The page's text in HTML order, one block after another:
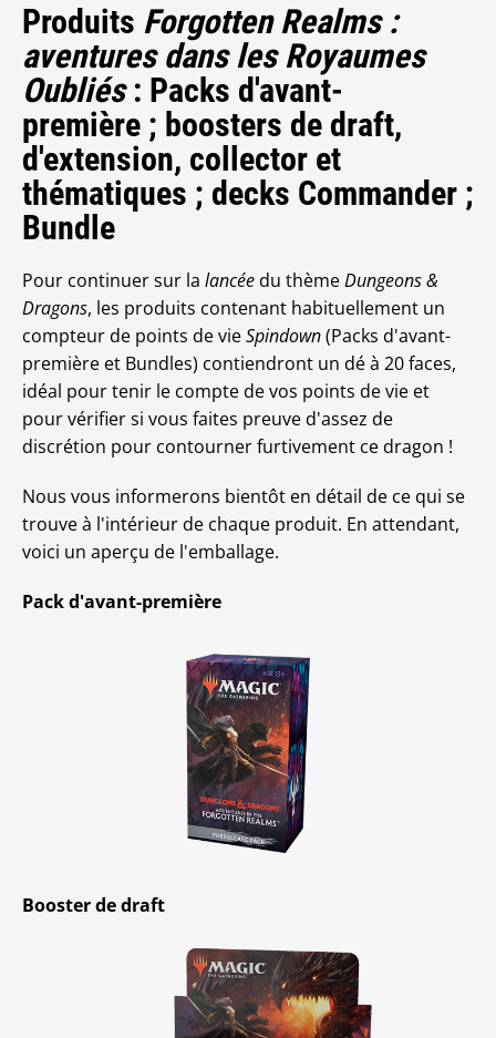
Produits Forgotten Realms :
aventures dans les Royaumes
Oubliés: Packs d'avant-
première ; boosters de draft,
d'extension, collector et
thématiques ; decks Commander ;
Bundle
Pour continuer sur la lancée du thèmeDungeons &
Dragons, les produits contenant habituellement un
compteur de points de vieSpindown(Packs d'avant-
première et Bundles) contiendront un dé à 20 faces,
idéal pour tenir le compte de vos points de vie et
pour vérifier si vous faites preuve d'assez de
discrétion pour contourner furtivement ce dragon !
Nous vous informerons bientôt en détail de ce qui se
trouve à l'intérieur de chaque produit. En attendant,
voici un aperçu de l'emballage.
Pack d'avant-première
Booster de draft